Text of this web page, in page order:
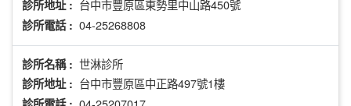
診所地址 : 台中市豐原區東勢里中山路450號
診所電話 : 04-25268808
診所名稱 : 世淋診所
診所地址 : 台中市豐原區中正路497號1樓